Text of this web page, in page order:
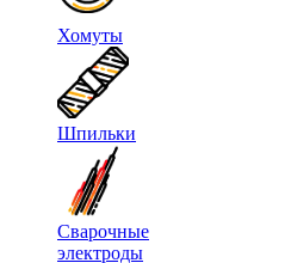
Хомуты
Шпильки
Сварочные
электроды